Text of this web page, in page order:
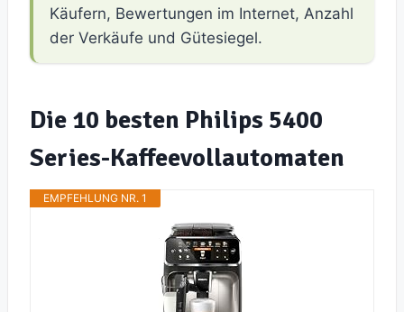
Käufern, Bewertungen im Internet, Anzahl
der Verkäufe und Gütesiegel.
Die 10 besten Philips 5400
Series-Kaffeevollautomaten
EMPFEHLUNG NR. 1